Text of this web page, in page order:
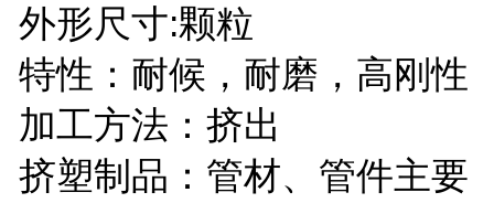
外形尺寸:颗粒
特性：耐候，耐磨，高刚性
加工方法：挤出
挤塑制品：管材、管件主要